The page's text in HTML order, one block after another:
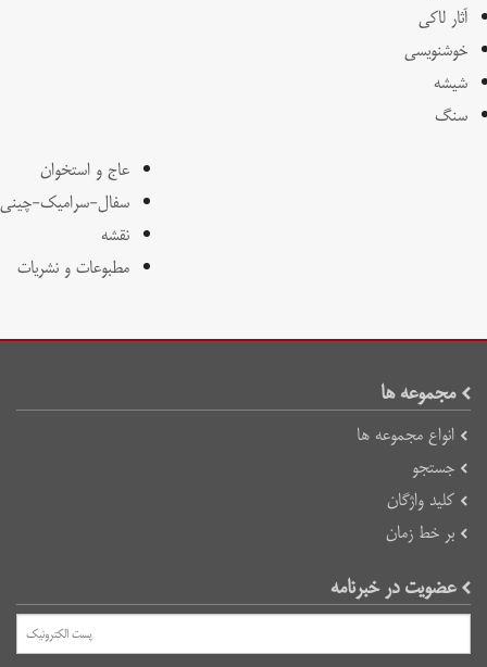
آثار لاکی
خوشنویسی
شیشه
سنگ
عاج و استخوان
سفال-سرامیک-چینی
نقشه
مطبوعات و نشریات
مجموعه ها
انواع مجموعه ها
جستجو
کلید واژگان
بر خط زمان
عضویت در خبرنامه